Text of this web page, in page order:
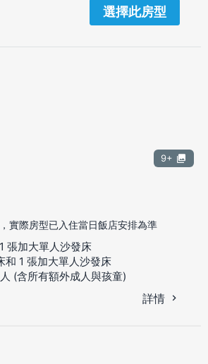
選擇此房型
9+
實際房型已入住當日飯店安排為準
張加大單人沙發床
和 1 張加大單人沙發床
(含所有額外成人與孩童)
詳情